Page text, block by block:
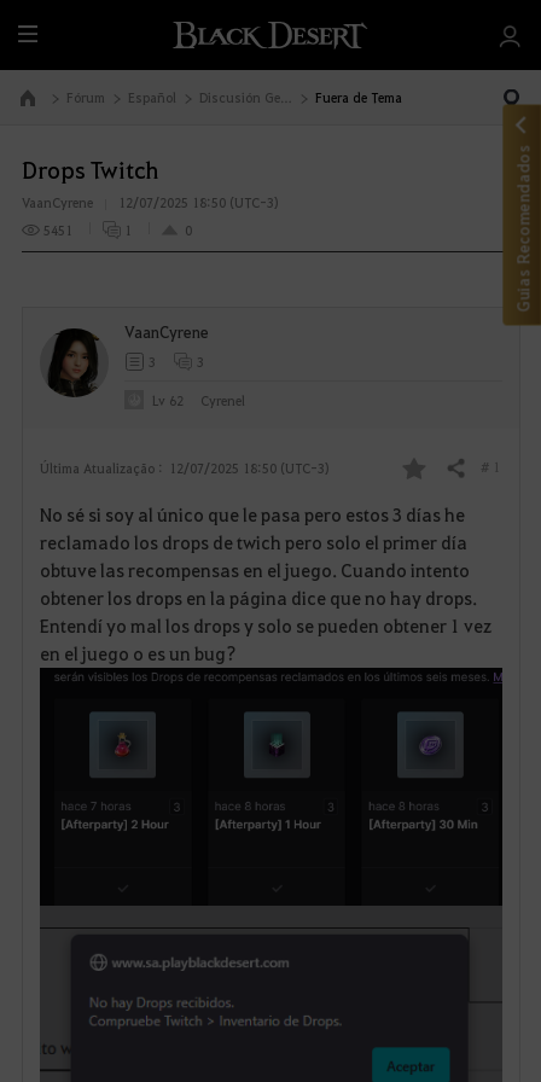
T
u
d
Ir à Página Inicial Fórum Español Fuera de Tema
Drops Twitch
VaanCyrene
12/07/2025 18:50 (UTC-3)
5451
1 0
Última Atualização : 12/07/2025 18:50 (UTC-3)
a
v
o
r
t
o
Compartilhar # 1
No sé si soy al único que le pasa pero estos 3 días he
reclamado los drops de twich pero solo el primer día
obtuve las recompensas en el juego. Cuando intento
obtener los drops en la página dice que no hay drops.
Entendí yo mal los drops y solo se pueden obtener 1 vez
en el juego o es un bug?
VaanCyrene
3 3
Lv 62 Cyrenel
Guias Recomendados